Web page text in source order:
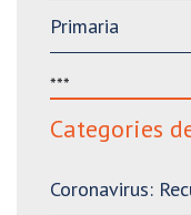
Primaria
***
Categories
Coronavirus: